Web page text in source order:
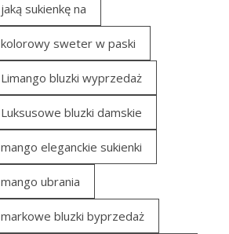
jaką sukienkę na
kolorowy sweter w paski
Limango bluzki wyprzedaż
Luksusowe bluzki damskie
mango eleganckie sukienki
mango ubrania
markowe bluzki byprzedaż